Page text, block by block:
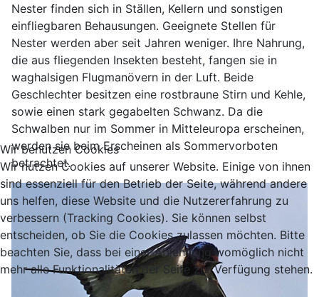
Nester finden sich in Ställen, Kellern und sonstigen
einfliegbaren Behausungen. Geeignete Stellen für
Nester werden aber seit Jahren weniger. Ihre Nahrung,
die aus fliegenden Insekten besteht, fangen sie in
waghalsigen Flugmanövern in der Luft. Beide
Geschlechter besitzen eine rostbraune Stirn und Kehle,
sowie einen stark gegabelten Schwanz. Da die
Schwalben nur im Sommer in Mitteleuropa erscheinen,
werden sie beim Erscheinen als Sommervorboten
betrachtet.
Wir benutzen Cookies
Wir nutzen Cookies auf unserer Website. Einige von ihnen
sind essenziell für den Betrieb der Seite, während andere
uns helfen, diese Website und die Nutzererfahrung zu
verbessern (Tracking Cookies). Sie können selbst
entscheiden, ob Sie die Cookies zulassen möchten. Bitte
beachten Sie, dass bei einer Ablehnung womöglich nicht
mehr alle Funktionalitäten der Seite zur Verfügung stehen.